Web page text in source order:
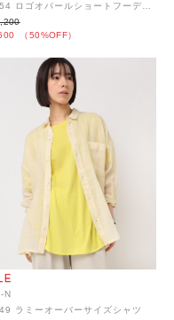
B2854 ロゴオパールショートフーディー
（50%OFF）
N
ラミーオーバーサイズシャツ